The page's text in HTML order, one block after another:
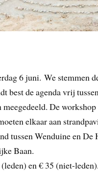
6 juni. We stemmen
best de agenda vrij
meegedeeld. De
elkaar aan
tussen Wenduine en
Baan.
en € 35 (niet-